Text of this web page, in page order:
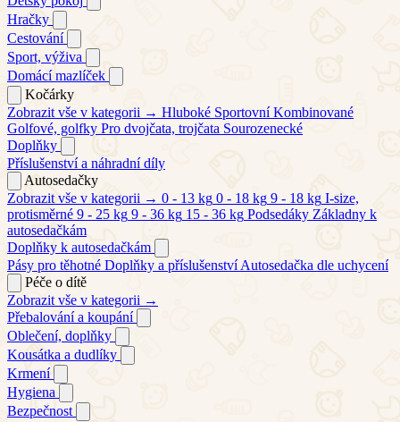
Hračky
Cestování
Sport, výživa
Domácí mazlíček
Kočárky
Zobrazit vše v kategorii → Hluboké Sportovní Kombinované
Golfové, golfky Pro dvojčata, trojčata Sourozenecké
Doplňky
Příslušenství a náhradní díly
Autosedačky
Zobrazit vše v kategorii → 0 - 13 kg 0 - 18 kg 9 - 18 kg I-size,
protisměrné 9 - 25 kg 9 - 36 kg 15 - 36 kg Podsedáky Základny k
autosedačkám
Doplňky k autosedačkám
Pásy pro těhotné Doplňky a příslušenství Autosedačka dle uchycení
Péče o dítě
Zobrazit vše v kategorii →
Přebalování a koupání
Oblečení, doplňky
Kousátka a dudlíky
Krmení
Hygiena
Bezpečnost